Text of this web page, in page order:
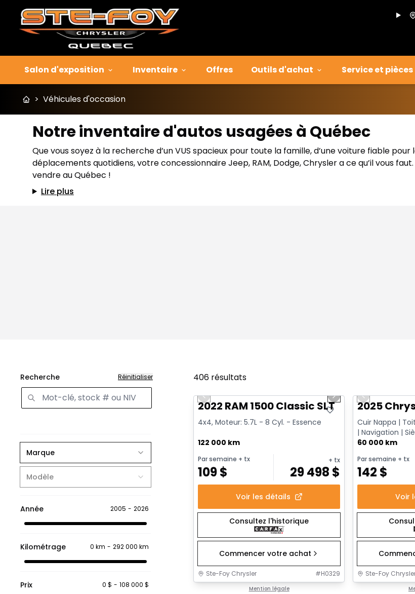
Salon d'exposition Inventaire Offres Outils d'achat Service et pièces
> Véhicules d'occasion
Notre inventaire d'autos usagées à Québec
Que vous soyez à la recherche d’un VUS spacieux pour toute la famille, d’une voiture fiable
déplacements quotidiens, votre concessionnaire Jeep, RAM, Dodge, Chrysler a ce qu’il vous
vendre au Québec !
Lire plus
Recherche Réinitialiser
Marque
Modèle
Année 2005 - 2026
Kilométrage 0 km - 292 000 km
Prix 0 $ - 108 000 $
406 résultats
Très bonne offre
Previous slide Next slide
2022 RAM 1500 Classic SLT
4x4, Moteur: 5.7L - 8 Cyl. - Essence
122 000 km
Par semaine + tx
109$
+ tx
29 498 $
Voir les détails
Consultez l'historique
Commencer votre achat
Ste-Foy Chrysler #H0329
Mention légale
Previous slide
2025
Cuir Nappa |
| Navigation |
Go | Apple
60 000 km
Par semaine + tx
142 $
Voir
Ste-Foy
Très bonne offre Très bonne